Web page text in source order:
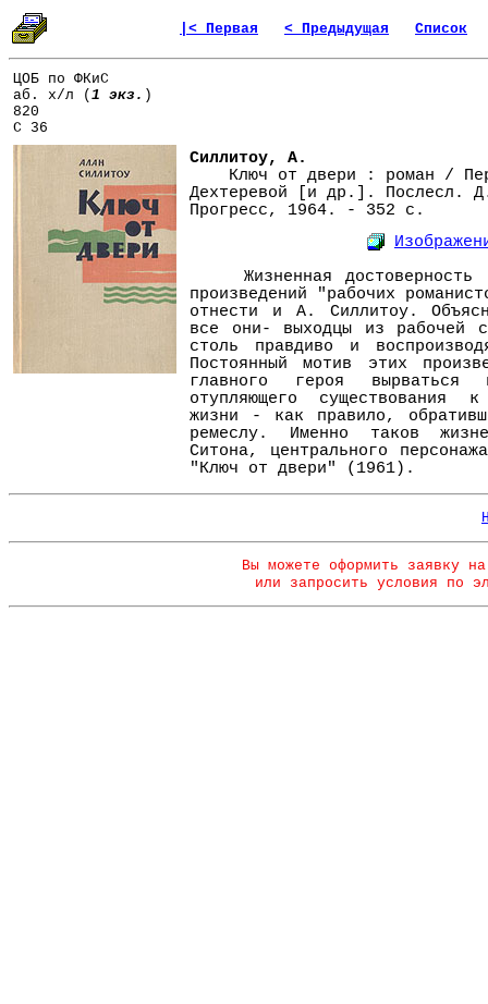
|< Первая < Предыдущая Список
ЦОБ по ФКиС
аб. х/л ( 1 экз. )
820
С 36
Силлитоу, А.
Ключ от двери : роман /
Дехтеревой [и др.]. Послесл.
Прогресс, 1964. - 352 с.
Жизненная достоверность -
произведений "рабочих
отнести и А. Силлитоу.
все они- выходцы из рабочей
столь правдиво и
Постоянный мотив этих
главного героя вырваться
отупляющего существования
жизни - как правило,
ремеслу. Именно таков
Ситона, центрального
"Ключ от двери" (1961).
Вы можете оформить заявку
или запросить условия по